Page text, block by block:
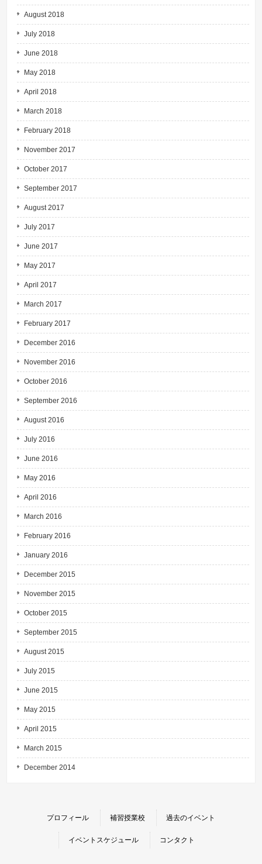
August 2018
July 2018
June 2018
May 2018
April 2018
March 2018
February 2018
November 2017
October 2017
September 2017
August 2017
July 2017
June 2017
May 2017
April 2017
March 2017
February 2017
December 2016
November 2016
October 2016
September 2016
August 2016
July 2016
June 2016
May 2016
April 2016
March 2016
February 2016
January 2016
December 2015
November 2015
October 2015
September 2015
August 2015
July 2015
June 2015
May 2015
April 2015
March 2015
December 2014
プロフィール 補習授業校 過去のイベント
イベントスケジュール コンタクト